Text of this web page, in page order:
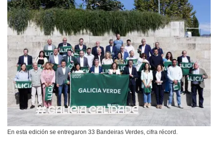
En esta edición se entregaron 33 Bandeiras Verdes, cifra récord.